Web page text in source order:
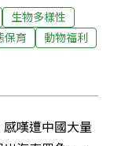
生物多樣性
保育 動物福利
嘆遭中國大量